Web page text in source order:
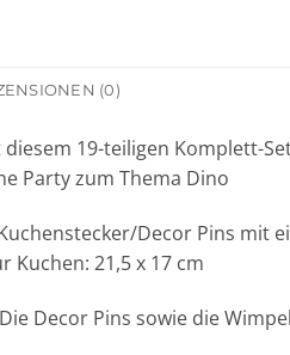
(0)
diesem 19-teiligen
Party zum Thema Dino
Kuchenstecker/Decor Pins
21,5 x 17 cm
Die Decor Pins sowie die